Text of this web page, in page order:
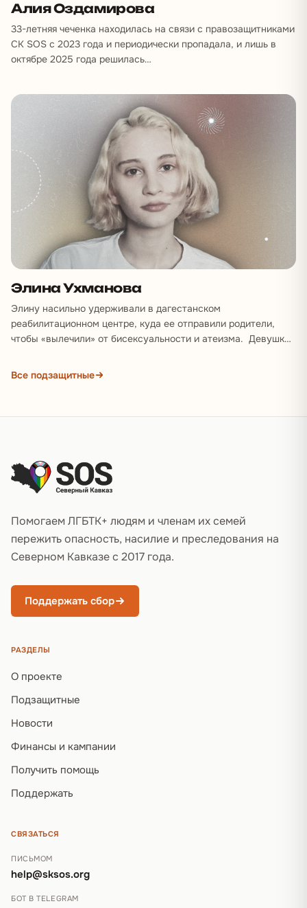
Алия Оздамирова
33-летняя чеченка находилась на связи с правозащитниками
СК SOS с 2023 года и периодически пропадала, и лишь в
октябре 2025 года решилась…
Элина Ухманова
Элину насильно удерживали в дагестанском
реабилитационном центре, куда ее отправили родители,
чтобы «вылечили» от бисексуальности и атеизма. Девушка
Все подзащитные
Помогаем ЛГБТК+ людям и членам их семей
пережить опасность, насилие и преследования на
Северном Кавказе с 2017 года.
Поддержать сбор
РАЗДЕЛЫ
О проекте
Подзащитные
Новости
Финансы и кампании
Получить помощь
Поддержать
СВЯЗАТЬСЯ
ПИСЬМОМ
help@sksos.org
БОТ В TELEGRAM